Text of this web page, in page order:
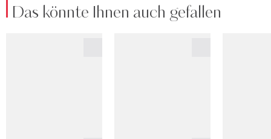
Das könnte Ihnen auch gefallen